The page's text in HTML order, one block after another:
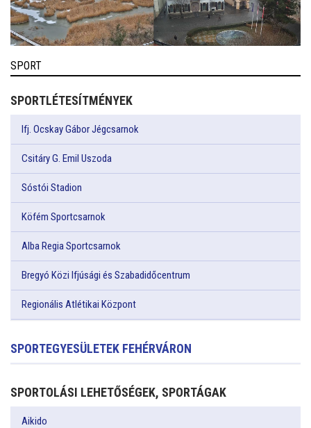
SPORT
SPORTLÉTESÍTMÉNYEK
Ifj. Ocskay Gábor Jégcsarnok
Csitáry G. Emil Uszoda
Sóstói Stadion
Köfém Sportcsarnok
Alba Regia Sportcsarnok
Bregyó Közi Ifjúsági és Szabadidőcentrum
Regionális Atlétikai Központ
SPORTEGYESÜLETEK FEHÉRVÁRON
SPORTOLÁSI LEHETŐSÉGEK, SPORTÁGAK
Aikido